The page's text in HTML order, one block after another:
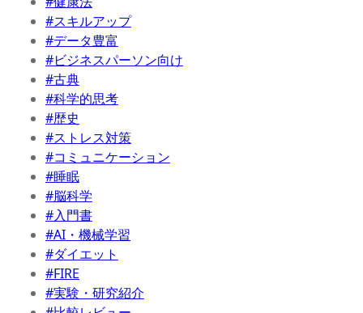
#スキルアップ
#データ豊富
#ビジネスパーソン向け
#古典
#科学的思考
#歴史
#ストレス対策
#コミュニケーション
#睡眠
#脳科学
#入門書
#AI・機械学習
#ダイエット
#FIRE
#実験・研究紹介